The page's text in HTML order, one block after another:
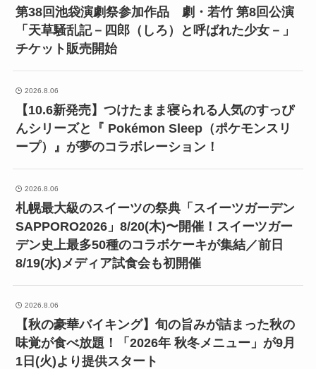
第38回池袋演劇祭参加作品 劇・若竹 第8回公演
「天草騒乱記－四郎（しろ）と呼ばれた少女－」
チケット販売開始
2026.8.06
【10.6新発売】つけたまま寝られる人気のすっぴ
んシリーズと『 Pokémon Sleep（ポケモンスリ
ープ）』が夢のコラボレーション！
2026.8.06
札幌最大級のスイーツの祭典「スイーツガーデン
SAPPORO2026」8/20(木)〜開催！スイーツガー
デン史上最多50種のコラボケーキが集結／前日
8/19(水)メディア試食会も初開催
2026.8.06
【秋の豪華バイキング】旬の旨みが詰まった秋の
味覚が食べ放題！「2026年 秋冬メニュー」が9月
1日(火)より提供スタート